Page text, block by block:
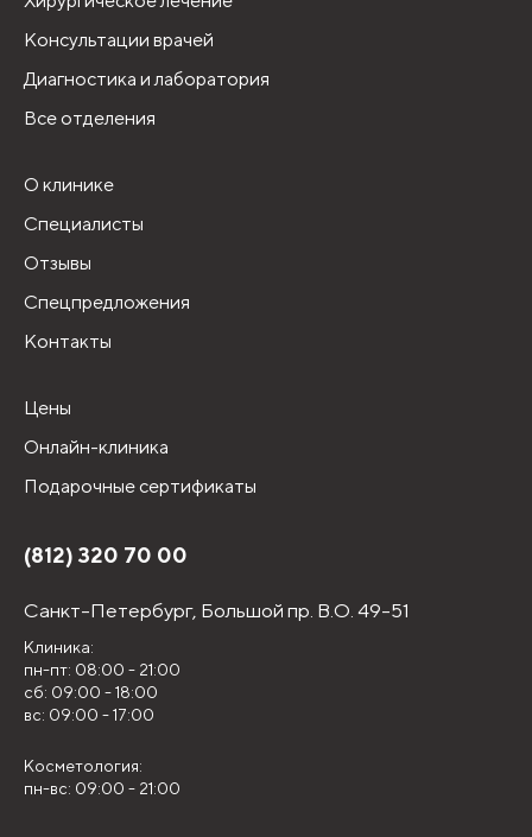
Консультации врачей
Диагностика и лаборатория
Все отделения
О клинике
Специалисты
Отзывы
Спецпредложения
Контакты
Цены
Онлайн-клиника
Подарочные сертификаты
(812) 320 70 00
Санкт-Петербург, Большой пр. В.О. 49-51
Клиника:
пн-пт: 08:00 - 21:00
сб: 09:00 - 18:00
вс: 09:00 - 17:00
Косметология:
пн-вс: 09:00 - 21:00